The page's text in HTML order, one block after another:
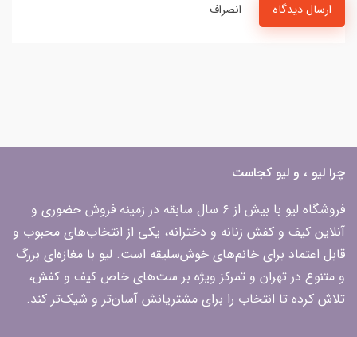
ارسال دیدگاه انصراف
چرا لیو ، و لیو کجاست
فروشگاه لیو با بیش از ۶ سال سابقه در زمینه فروش حضوری و
آنلاین کیف و کفش زنانه و دخترانه، یکی از انتخاب‌های محبوب و
قابل اعتماد برای خانم‌های خوش‌سلیقه است. لیو با مغازه‌ای بزرگ
و متنوع در تهران و تمرکز ویژه بر ست‌های خاص کیف و کفش،
تلاش کرده تا انتخاب را برای مشتریانش آسان‌تر و شیک‌تر کند.